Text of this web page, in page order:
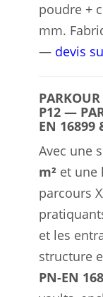
poudre +
mm.
— devis
P12 —
EN 16899
Avec une
m² et une
parcours
et les
structure
PN-EN